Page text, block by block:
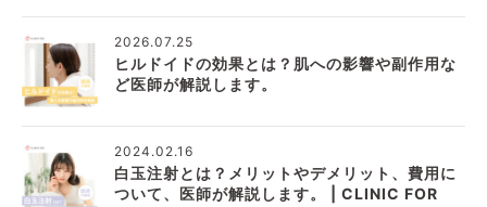
2026.07.25
ヒルドイドの効果とは？肌への影響や副作用な
ど医師が解説します。
2024.02.16
白玉注射とは？メリットやデメリット、費用に
ついて、医師が解説します。 | CLINIC FOR